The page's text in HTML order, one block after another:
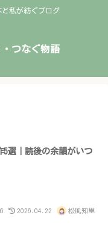
私が紡ぐブログ
つなぐ物語
5選｜読後の余韻がいつ
2026.04.22 松風知里